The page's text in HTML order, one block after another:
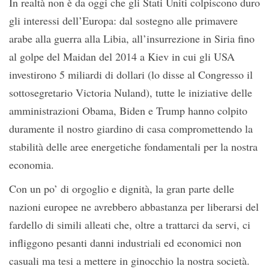
gli interessi dell’Europa: dal sostegno alle primavere
arabe alla guerra alla Libia, all’insurrezione in Siria fino
al golpe del Maidan del 2014 a Kiev in cui gli USA
investirono 5 miliardi di dollari (lo disse al Congresso il
sottosegretario Victoria Nuland), tutte le iniziative delle
amministrazioni Obama, Biden e Trump hanno colpito
duramente il nostro giardino di casa compromettendo la
stabilità delle aree energetiche fondamentali per la nostra
economia.
Con un po’ di orgoglio e dignità, la gran parte delle
nazioni europee ne avrebbero abbastanza per liberarsi del
fardello di simili alleati che, oltre a trattarci da servi, ci
infliggono pesanti danni industriali ed economici non
casuali ma tesi a mettere in ginocchio la nostra società.